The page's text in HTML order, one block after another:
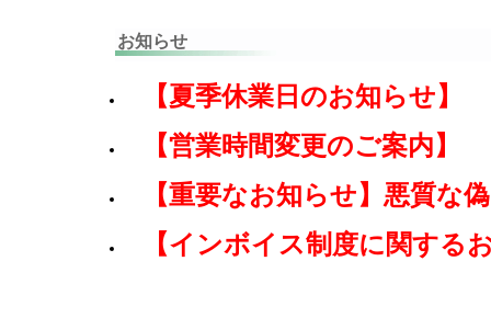
お知らせ
【夏季休業日のお知らせ】
【営業時間変更のご案内】
【重要なお知らせ】悪質な
【インボイス制度に関する